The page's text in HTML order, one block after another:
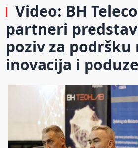
Video: BH
partneri
poziv za podršku
inovacija i